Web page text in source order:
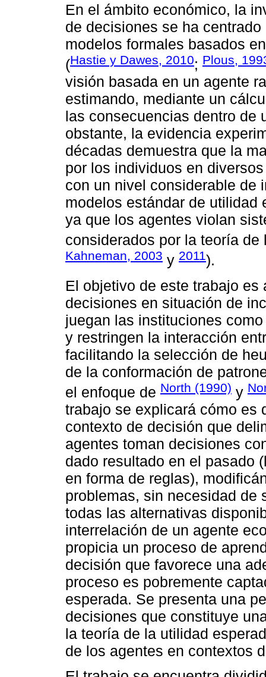
En el ámbito económico, la
de decisiones se ha
modelos formales basados
(Hastie y Dawes, 2010; Plous,
visión basada en un agente
estimando, mediante un
las consecuencias dentro de
obstante, la evidencia
décadas demuestra que la
por los individuos en
con un nivel considerable de
modelos estándar de
ya que los agentes violan
considerados por la teoría
Kahneman, 2003 y 2011).
El objetivo de este trabajo
decisiones en situación de
juegan las instituciones
y restringen la interacción
facilitando la selección de
de la conformación de
el enfoque de North (1990) y
trabajo se explicará cómo es
contexto de decisión que
agentes toman decisiones
dado resultado en el pasado
en forma de reglas),
problemas, sin necesidad de
todas las alternativas
interrelación de un agente
propicia un proceso de
decisión que favorece una
proceso es pobremente
esperada. Se presenta una
decisiones que constituye
la teoría de la utilidad
de los agentes en contextos